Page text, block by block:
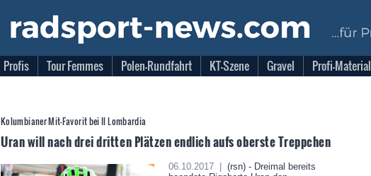
Profis Tour Femmes Polen-Rundfahrt KT-Szene Gravel Profi-Material
Kolumbianer Mit-Favorit bei Il Lombardia
Uran will nach drei dritten Plätzen endlich aufs oberste Treppchen
06.10.2017 |
(rsn) - Dreimal bereits